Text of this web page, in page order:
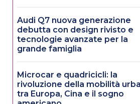
Audi Q7 nuova generazione
debutta con design rivisto e
tecnologie avanzate per la
grande famiglia
Microcar e quadricicli: la
rivoluzione della mobilità
tra Europa, Cina e il sogno